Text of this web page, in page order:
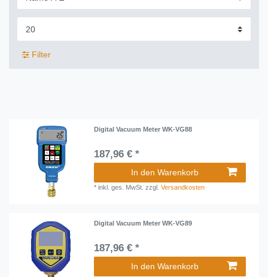
Filter
Digital Vacuum Meter WK-VG88
187,96 € *
In den Warenkorb
*inkl. ges. MwSt. zzgl.Versandkosten
Digital Vacuum Meter WK-VG89
187,96 € *
In den Warenkorb